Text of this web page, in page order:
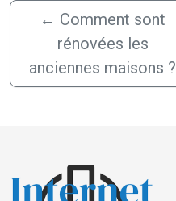
← Comment sont
rénovées les
anciennes maisons ?